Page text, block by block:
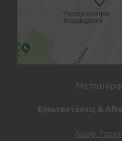
Εγκαταστάσεις &
Λεωφ.